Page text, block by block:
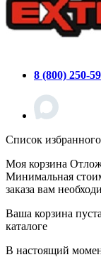
8 (800) 250-
Список
Моя корзина
Минимальная
заказа вам
Ваша корзина
каталоге
В настоящий